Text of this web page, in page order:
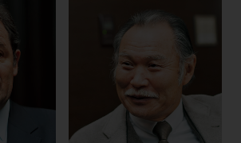
金 9:00～17:00 （祝日・夏季休
除く）
専用窓口となります。
おかれましては、モリタ各担当営
わせ願います。